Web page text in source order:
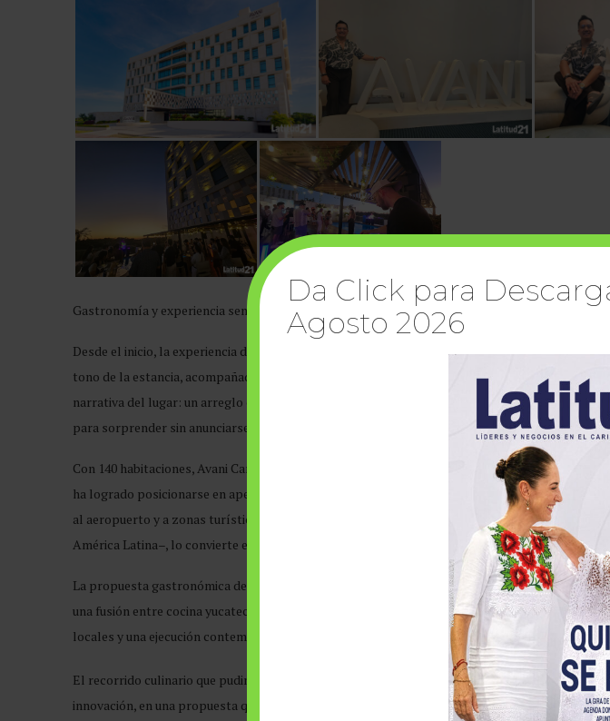
Gastronomía y experiencia sensorial
Desde el inicio, la experiencia dejó ver la atención al detalle que caracteriza a la propiedad. Una
tono de la estancia, acompañada por un servicio cercano y constante. En la habitación, un
narrativa del lugar: un arreglo con chocolates, vino, flores y elementos naturales de la región,
para sorprender sin anunciarse.
Con 140 habitaciones, Avani Cancún forma parte del portafolio de Minor Hotels, grupo con
ha logrado posicionarse en apenas tres años como un punto clave en el corredor
al aeropuerto y a zonas turísticas y comerciales –a unos pasos se encuentra la plaza Go
América Latina–, lo convierte en un espacio de tránsito, encuentro y permanencia.
La propuesta gastronómica del hotel, liderada por la chef Fabiola Flores en su restaurante
una fusión entre cocina yucateca y técnicas asiáticas. Más que una reinterpretación, se trata de
locales y una ejecución contemporánea que busca elevar la identidad del destino desde la
El recorrido culinario que pudimos disfrutar mostró esa intención a través de preparaciones
innovación, en una propuesta que refuerza el carácter creativo del hotel.
Da Click para
Agosto 2026